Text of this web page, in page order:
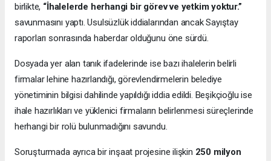
birlikte, “İhalelerde herhangi bir görev ve yetkim yoktur.”
savunmasını yaptı. Usulsüzlük iddialarından ancak Sayıştay
raporları sonrasında haberdar olduğunu öne sürdü.
Dosyada yer alan tanık ifadelerinde ise bazı ihalelerin belirli
firmalar lehine hazırlandığı, görevlendirmelerin belediye
yönetiminin bilgisi dahilinde yapıldığı iddia edildi. Beşikçioğlu ise
ihale hazırlıkları ve yüklenici firmaların belirlenmesi süreçlerinde
herhangi bir rolü bulunmadığını savundu.
Soruşturmada ayrıca bir inşaat projesine ilişkin 250 milyon